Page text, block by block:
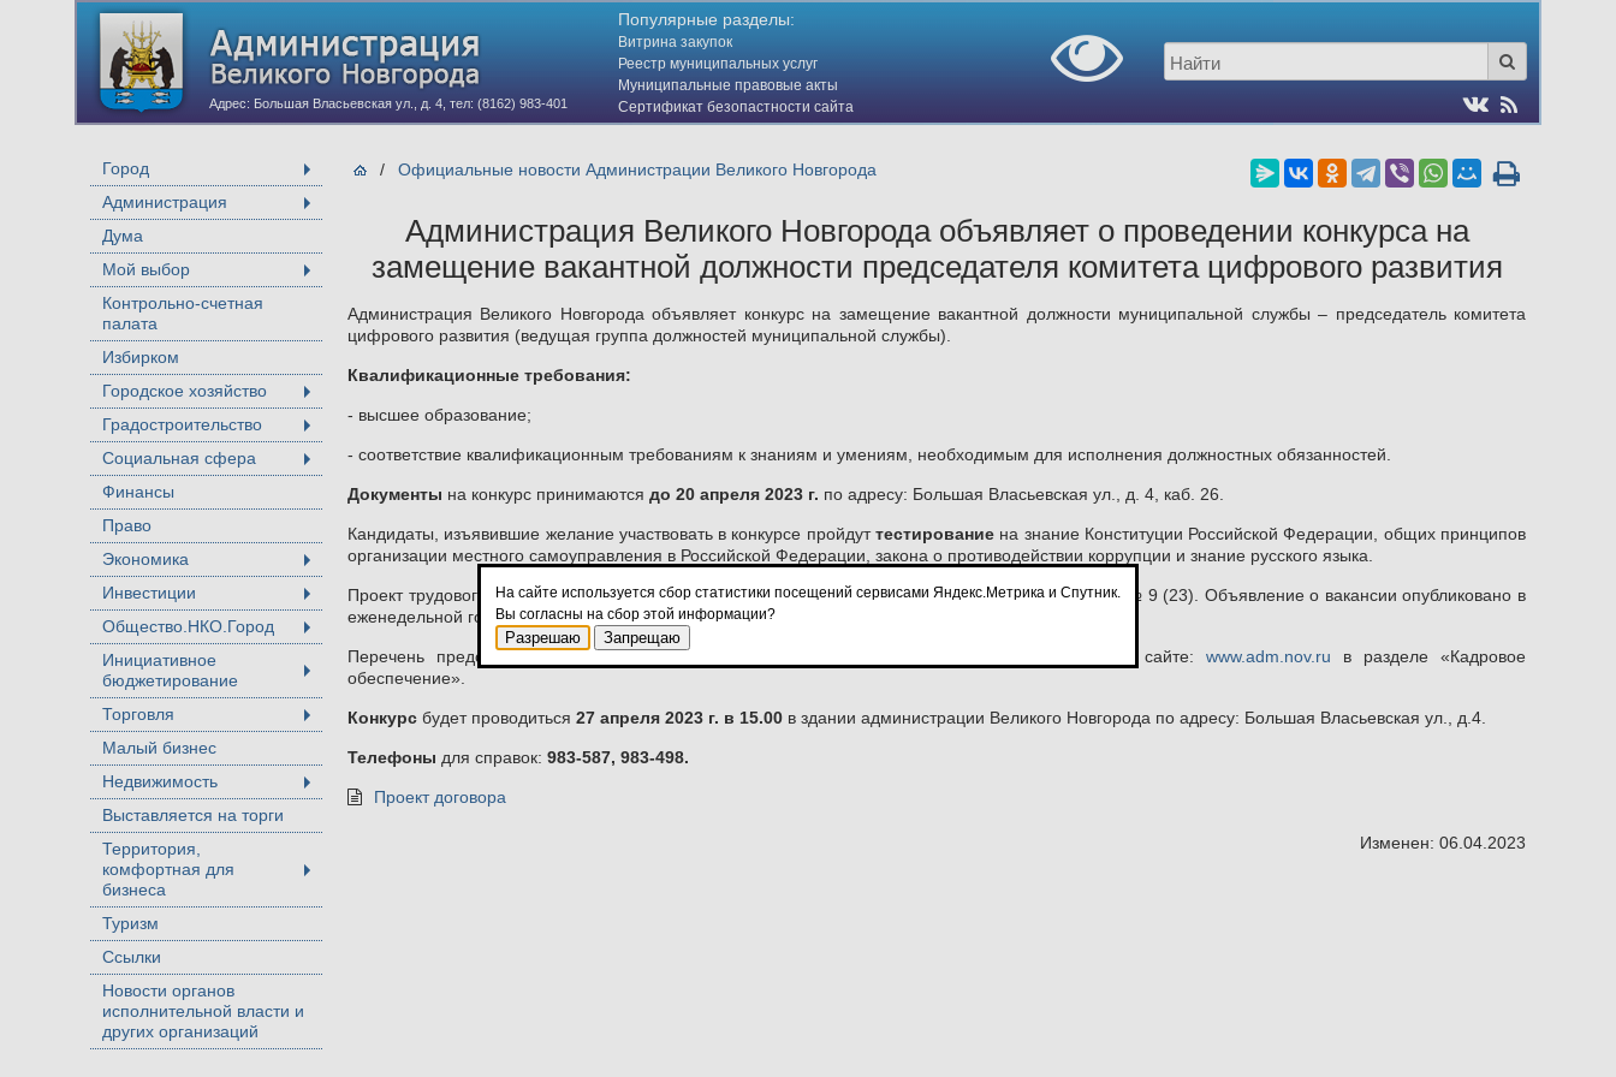
Адрес: Большая Власьевская ул., д. 4, тел: (8162) 983-401
Популярные разделы:
Витрина закупок
Реестр муниципальных услуг
Муниципальные правовые акты
Сертификат безопастности сайта
(HTTPS)
Город
Администрация
Дума
Мой выбор
Контрольно-счетная
палата
Избирком
Городское хозяйство
Градостроительство
Социальная сфера
Финансы
Право
Экономика
Инвестиции
Общество.НКО.Город
Инициативное
бюджетирование
Торговля
Малый бизнес
Недвижимость
Выставляется на торги
Территория,
комфортная для
бизнеса
Туризм
Ссылки
Новости органов
исполнительной власти и
других организаций
/ Официальные новости Администрации Великого Новгорода
Администрация Великого Новгорода объявляет о проведении конкурса на
замещение вакантной должности председателя комитета цифрового развития
Администрация Великого Новгорода объявляет конкурс на замещение вакантной должности муниципальной службы – председатель комитета
цифрового развития (ведущая группа должностей муниципальной службы).
Квалификационные требования:
- высшее образование;
- соответствие квалификационным требованиям к знаниям и умениям, необходимым для исполнения должностных обязанностей.
Документы на конкурс принимаются до 20 апреля 2023 г. по адресу: Большая Власьевская ул., д. 4, каб. 26.
Кандидаты, изъявившие желание участвовать в конкурсе пройдуттестирование на знание Конституции Российской Федерации, общих принципов
организации местного самоуправления в Российской Федерации, закона о противодействии коррупции и знание русского языка.
Проект трудового договора будет опубликован в газете «Новгород официальный» от 14.04.2023 № 9 (23). Объявление о вакансии опубликовано в
еженедельной городской газете "Новгород" от 06.04.2023 №13 (21).
Перечень представляемых документов, подробная информация о конкурсе размещены на сайте: www.adm.nov.ru в разделе «Кадровое
обеспечение».
Конкурс будет проводиться 27 апреля 2023 г. в 15.00 в здании администрации Великого Новгорода по адресу: Большая Власьевская ул., д.4.
Телефоны для справок: 983-587, 983-498.
Проект договора
Изменен: 06.04.2023
На сайте используется сбор статистики посещений сервисами Яндекс.Метрика и Спутник.
Вы согласны на сбор этой информации?
Разрешаю Запрещаю